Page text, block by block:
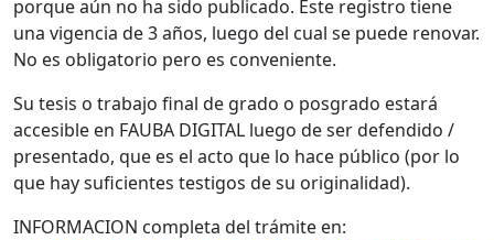
porque aún no ha sido publicado. Este registro tiene
una vigencia de 3 años, luego del cual se puede renovar.
No es obligatorio pero es conveniente.
Su tesis o trabajo final de grado o posgrado estará
accesible en FAUBA DIGITAL luego de ser defendido /
presentado, que es el acto que lo hace público (por lo
que hay suficientes testigos de su originalidad).
INFORMACION completa del trámite en: